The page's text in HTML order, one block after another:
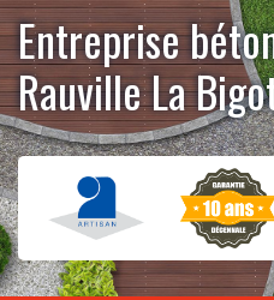
Entreprise
Rauville La